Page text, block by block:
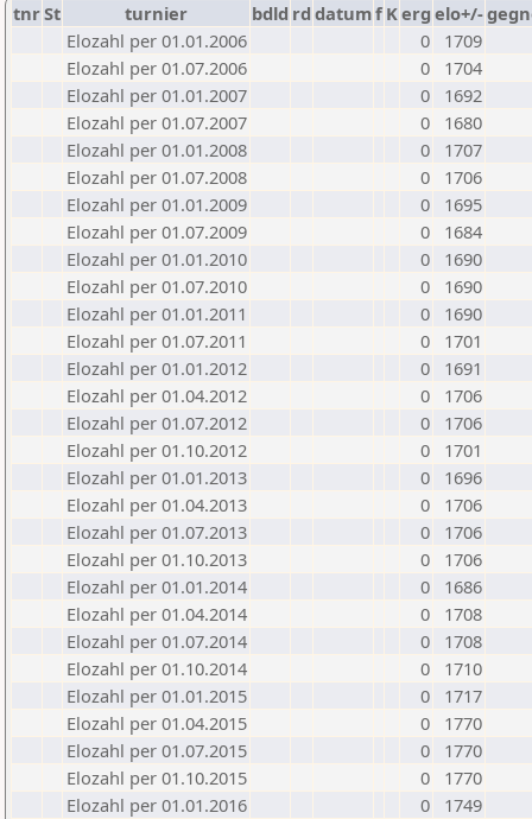
tnrSt turnier bdld rd datumf Kerg elo+/-
Elozahl per 01.01.2006
0
1709
Elozahl per 01.07.2006
0
1704
Elozahl per 01.01.2007
0
1692
Elozahl per 01.07.2007
0
1680
Elozahl per 01.01.2008
0
1707
Elozahl per 01.07.2008
0
1706
Elozahl per 01.01.2009
0
1695
Elozahl per 01.07.2009
0
1684
Elozahl per 01.01.2010
0
1690
Elozahl per 01.07.2010
0
1690
Elozahl per 01.01.2011
0
1690
Elozahl per 01.07.2011
0
1701
Elozahl per 01.01.2012
0
1691
Elozahl per 01.04.2012
0
1706
Elozahl per 01.07.2012
0
1706
Elozahl per 01.10.2012
0
1701
Elozahl per 01.01.2013
0
1696
Elozahl per 01.04.2013
0
1706
Elozahl per 01.07.2013
0
1706
Elozahl per 01.10.2013
0
1706
Elozahl per 01.01.2014
0
1686
Elozahl per 01.04.2014
0
1708
Elozahl per 01.07.2014
0
1708
Elozahl per 01.10.2014
0
1710
Elozahl per 01.01.2015
0
1717
Elozahl per 01.04.2015
0
1770
Elozahl per 01.07.2015
0
1770
Elozahl per 01.10.2015
0
1770
Elozahl per 01.01.2016
0
1749